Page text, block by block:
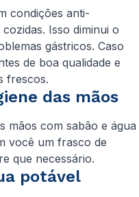
condições anti-
Isso diminui o
gástricos. Caso
de boa qualidade e
frescos.
das mãos
mãos com sabão e água
você um frasco de
que necessário.
potável